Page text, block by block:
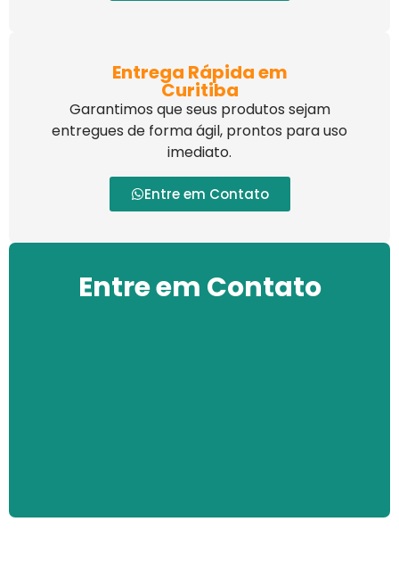
Entrega Rápida em
Curitiba
Garantimos que seus produtos sejam
entregues de forma ágil, prontos para uso
imediato.
Entre em Contato
Entre em Contato